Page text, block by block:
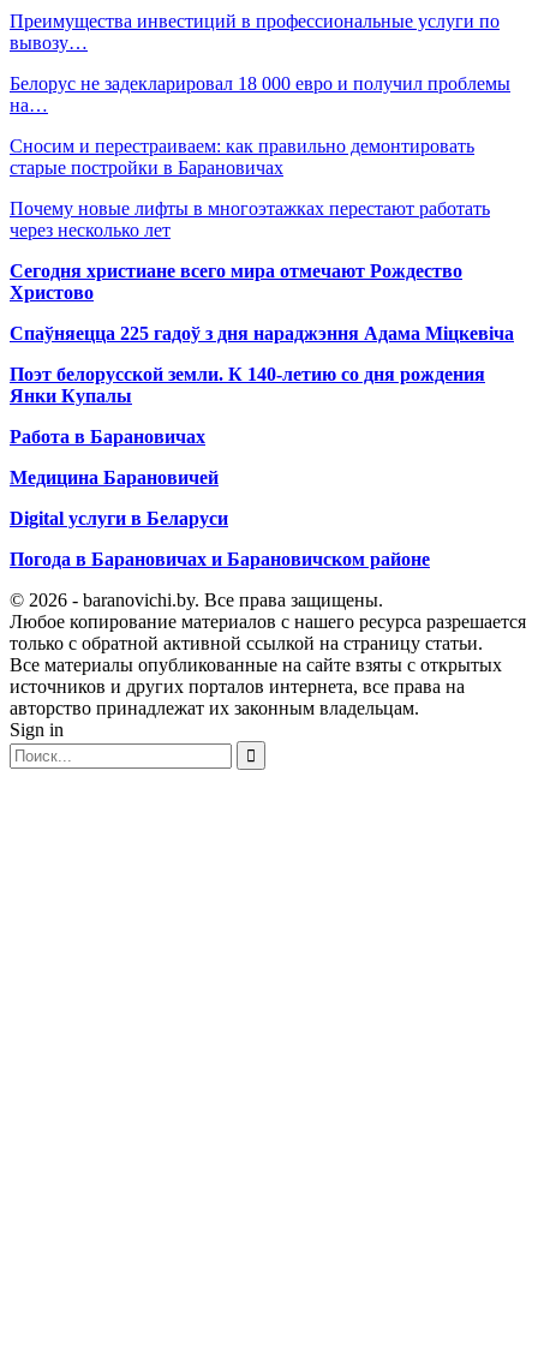
Преимущества инвестиций в профессиональные услуги по
вывозу…
Белорус не задекларировал 18 000 евро и получил проблемы
на…
Сносим и перестраиваем: как правильно демонтировать
старые постройки в Барановичах
Почему новые лифты в многоэтажках перестают работать
через несколько лет
Сегодня христиане всего мира отмечают Рождество
Христово
Спаўняецца 225 гадоў з дня нараджэння Адама Міцкевіча
Поэт белорусской земли. К 140-летию со дня рождения
Янки Купалы
Работа в Барановичах
Медицина Барановичей
Digital услуги в Беларуси
Погода в Барановичах и Барановичском районе
© 2026 - baranovichi.by. Все права защищены.
Любое копирование материалов с нашего ресурса разрешается
только с обратной активной ссылкой на страницу статьи.
Все материалы опубликованные на сайте взяты с открытых
источников и других порталов интернета, все права на
авторство принадлежат их законным владельцам.
Sign in